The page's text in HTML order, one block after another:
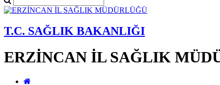
T.C. SAĞLIK BAKANLIĞI
ERZİNCAN İL SAĞLIK